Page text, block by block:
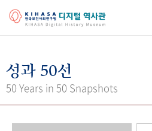
걸어온 길 기관 변천사
성과 50선
50 Years in 50 Snapshots